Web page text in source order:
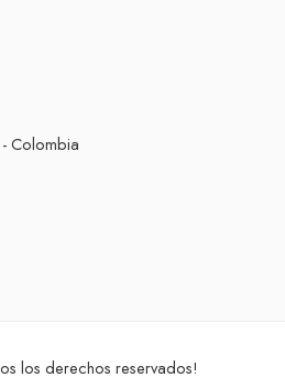
Colombia
los derechos reservados!